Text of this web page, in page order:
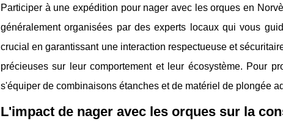
Participer à une expédition pour nager avec les orques en
généralement organisées par des experts locaux qui vous
crucial en garantissant une interaction respectueuse et
précieuses sur leur comportement et leur écosystème. Pour
s'équiper de combinaisons étanches et de matériel de plongée
L'impact de nager avec les orques sur la